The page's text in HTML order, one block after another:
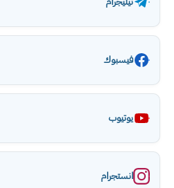
فيسبوك
يوتيوب
انستجرام